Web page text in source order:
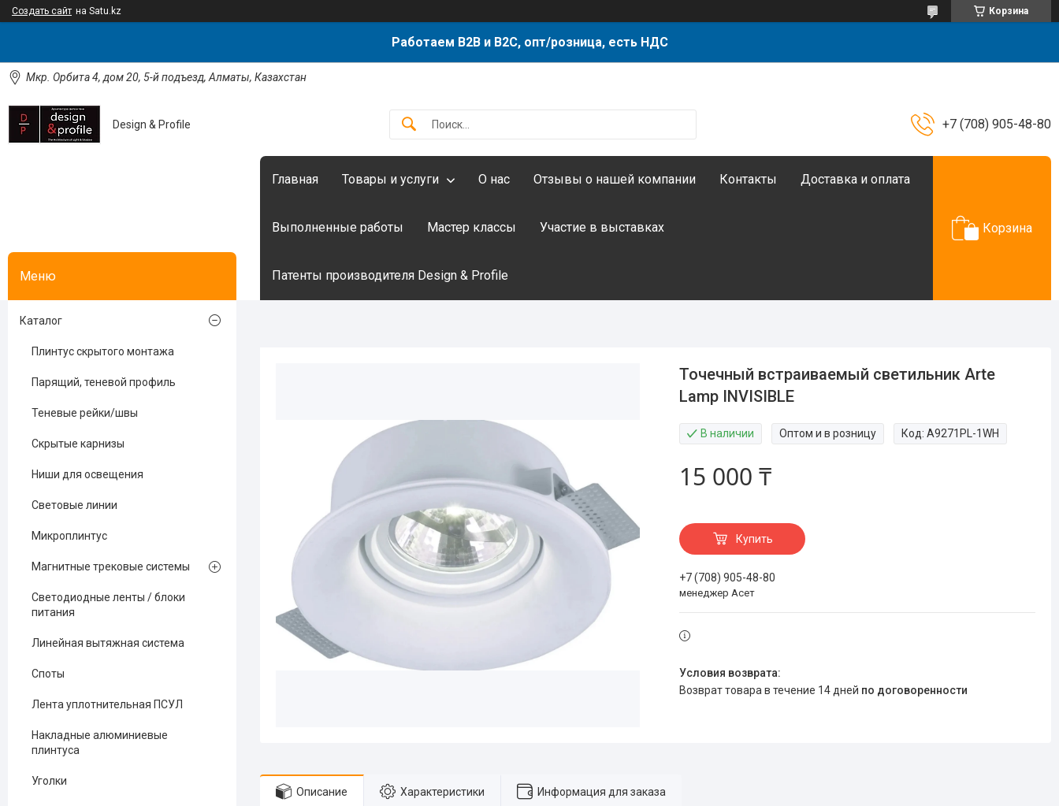
Создать сайт на Satu.kz Корзина
Работаем B2B и B2C, опт/розница, есть НДС
Мкр. Орбита 4, дом 20, 5-й подъезд, Алматы, Казахстан
Design & Profile +7 (708) 905-48-80
Главная Товары и услуги О нас Отзывы о нашей компании Контакты Доставка и оплата
Выполненные работы Мастер классы Участие в выставках
Патенты производителя Design & Profile
Корзина
Точечный встраиваемый светильник Arte
Lamp INVISIBLE
В наличии Оптом и в розницу Код:A9271PL-1WH
15 000 ₸
Купить
+7 (708) 905-48-80
менеджер Асет
возврат товара в течение 14 дней по договоренности
Описание Характеристики Информация для заказа
Каталог
Плинтус скрытого монтажа
Парящий, теневой профиль
Теневые рейки/швы
Скрытые карнизы
Ниши для освещения
Световые линии
Микроплинтус
Магнитные трековые системы
Светодиодные ленты / блоки
питания
Линейная вытяжная система
Споты
Лента уплотнительная ПСУЛ
Накладные алюминиевые
плинтуса
Уголки